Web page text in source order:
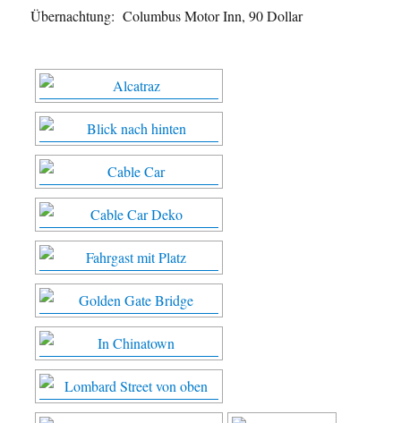
Übernachtung: Columbus Motor Inn, 90 Dollar